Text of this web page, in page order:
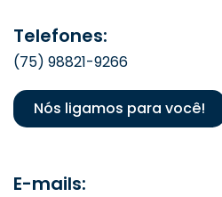
Telefones:
(75) 98821-9266
Nós ligamos para você!
E-mails: